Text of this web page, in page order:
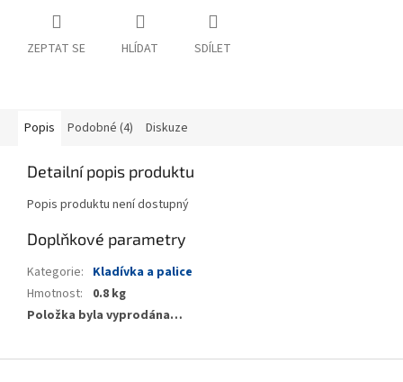
ZEPTAT SE HLÍDAT SDÍLET
Popis Podobné (4) Diskuze
Detailní popis produktu
Popis produktu není dostupný
Doplňkové parametry
Kategorie: Kladívka a palice
Hmotnost:
0.8 kg
Položka byla vyprodána…